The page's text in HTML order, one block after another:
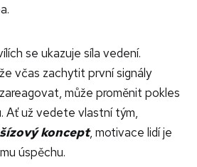
se ukazuje síla vedení.
včas zachytit první signály
může proměnit pokles
Ať už vedete vlastní tým,
koncept, motivace lidí je
úspěchu.